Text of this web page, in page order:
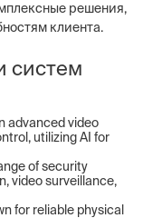
решения,
клиента.
систем
advanced video
utilizing AI for
of security
video surveillance,
for reliable physical